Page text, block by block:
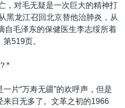
，对毛无疑是一次巨大的精神打
黑龙江召回北京替他治肺炎，从
自毛泽东的保健医生李志绥所着
519页。
*
片“万寿无疆”的欢呼声，但是
日无多了。文革之初的1966